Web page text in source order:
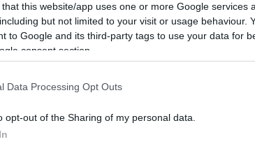
that this website/app uses one or more Google services
but not limited to your visit or usage behaviour.
to Google and its third-party tags to use your data for
consent section.
Data Processing Opt Outs
opt-out of the Sharing of my personal data.
Nicole Kidmannel és Laura Dernnel
dolgozunk".